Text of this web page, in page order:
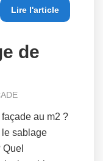
Lire l'article
de
au m2 ?
le sablage